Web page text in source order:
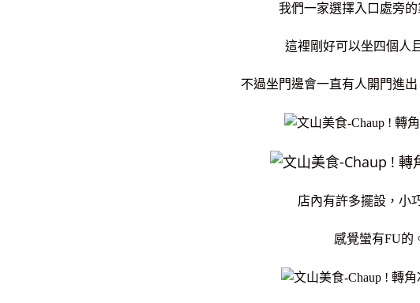
我們一家選擇入口處旁的
這裡剛好可以坐四個人
不過坐門邊會一直有人開門進出
店內有許多擺設，小
感覺蠻有FU的